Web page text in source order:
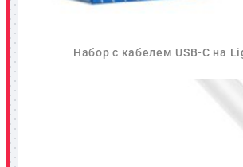
Набор с кабелем USB-C на